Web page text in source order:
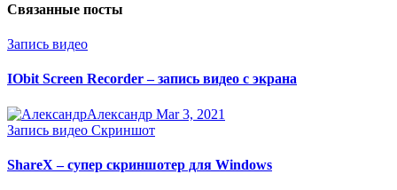
Связанные посты
Запись видео
IObit Screen Recorder – запись видео с экрана
Александр Mar 3, 2021
Запись видео Скриншот
ShareX – супер скриншотер для Windows